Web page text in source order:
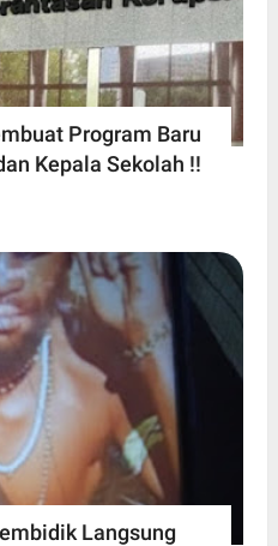
Program Baru
Kepala Sekolah !!
Langsung